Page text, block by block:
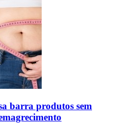
barra produtos sem